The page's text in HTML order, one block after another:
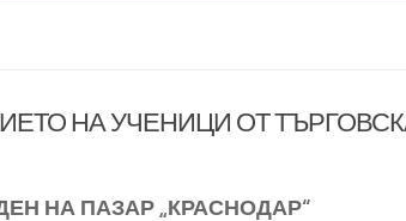
НА УЧЕНИЦИ ОТ
НА ПАЗАР „КРАСНОДАР“